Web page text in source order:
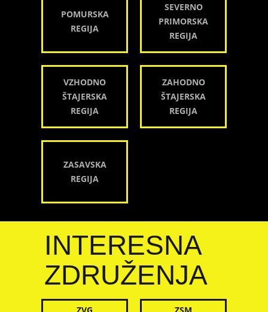
POMURSKA
REGIJA
SEVERNO
PRIMORSKA
REGIJA
VZHODNO
ŠTAJERSKA
REGIJA
ZAHODNO
ŠTAJERSKA
REGIJA
ZASAVSKA
REGIJA
INTERESNA
ZDRUŽENJA
ZVG ZSM